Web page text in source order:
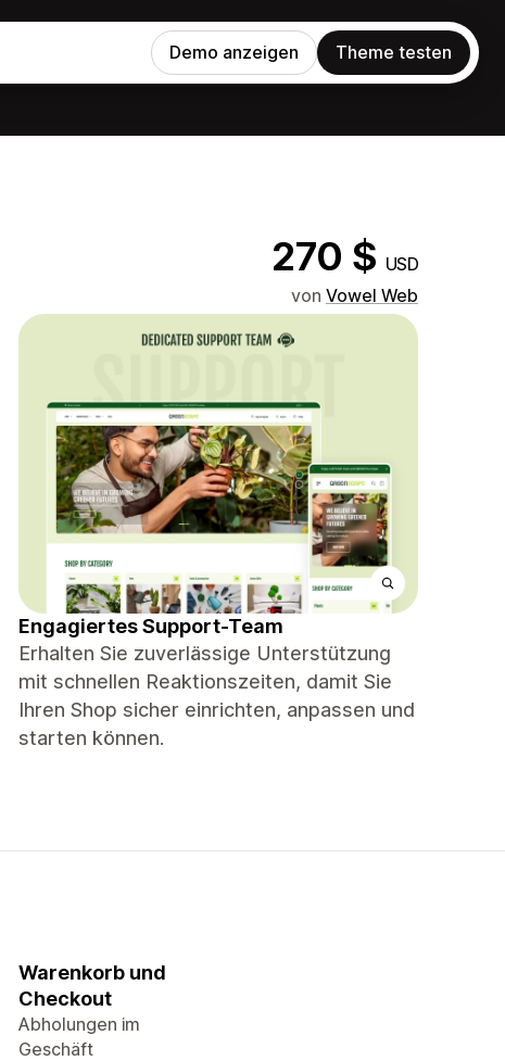
Demo anzeigen Theme testen
270 $ USD
von Vowel Web
Engagiertes Support-Team
Erhalten Sie zuverlässige Unterstützung
mit schnellen Reaktionszeiten, damit Sie
Ihren Shop sicher einrichten, anpassen und
starten können.
Warenkorb und
Checkout
Abholungen im
Geschäft